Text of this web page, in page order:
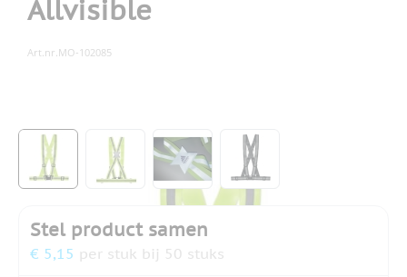
Allvisible
Art.nr. MO-102085
View larger imageView larger image
View larger imageView larger image
Stel product samen
€ 5,15 per stuk bij 50 stuks